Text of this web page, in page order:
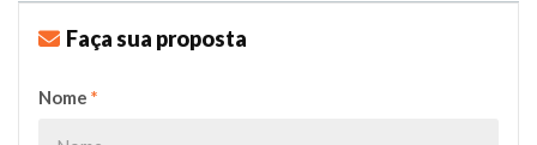
Faça sua proposta
Nome *